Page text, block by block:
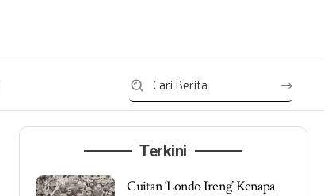
Terkini
Cuitan ‘Londo Ireng’ Kenapa